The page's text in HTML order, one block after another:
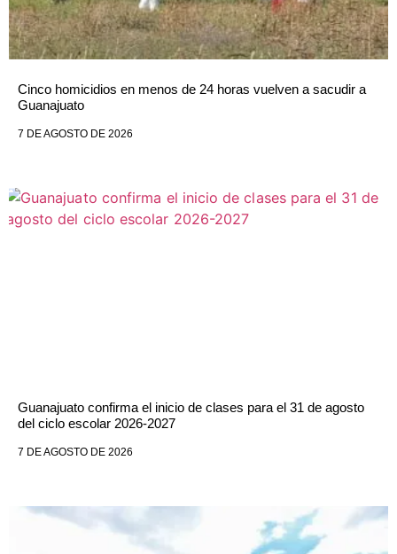
Cinco homicidios en menos de 24 horas vuelven a sacudir a
Guanajuato
7 DE AGOSTO DE 2026
Guanajuato confirma el inicio de clases para el 31 de agosto
del ciclo escolar 2026-2027
7 DE AGOSTO DE 2026